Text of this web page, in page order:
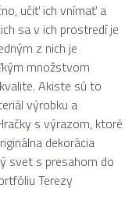
učiť ich vnímať a
sa v ich prostredí je
z nich je
množstvom
Akiste sú to
výrobku a
s výrazom, ktoré
dekorácia
svet s presahom do
Terezy